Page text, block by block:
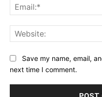
Save my name, email,
next time I comment.